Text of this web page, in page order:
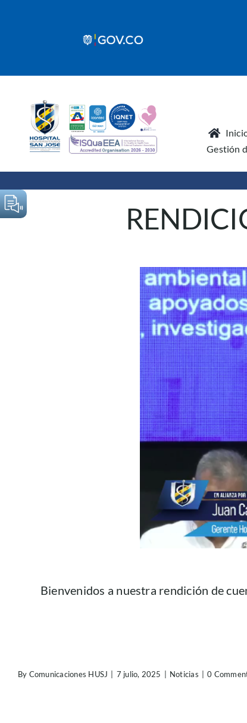
Gestión
Bienvenidos a nuestra rendición de
By Comunicaciones HUSJ 7 julio, 2025 Noticias 0